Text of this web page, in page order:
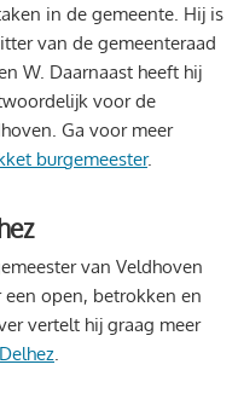
in de gemeente. Hij is
van de gemeenteraad
W. Daarnaast heeft hij
voor de
Ga voor meer
burgemeester.
van Veldhoven
open, betrokken en
vertelt hij graag meer